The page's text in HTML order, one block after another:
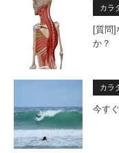
カラ
[質問]
か？
カラ
今す